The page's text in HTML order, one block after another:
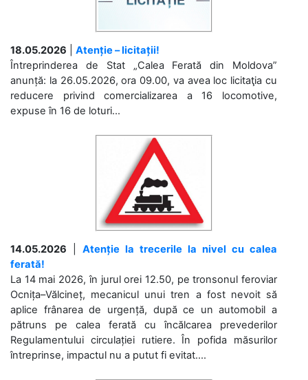
18.05.2026
Atenție – licitații!
Întreprinderea de Stat „Calea Ferată din Moldova”
anunță: la 26.05.2026, ora 09.00, va avea loc licitaţia cu
reducere privind comercializarea a 16 locomotive,
expuse în 16 de loturi...
14.05.2026
Atenție la trecerile la nivel cu calea
ferată!
La 14 mai 2026, în jurul orei 12.50, pe tronsonul feroviar
Ocnița–Vălcineț, mecanicul unui tren a fost nevoit să
aplice frânarea de urgență, după ce un automobil a
pătruns pe calea ferată cu încălcarea prevederilor
Regulamentului circulației rutiere. În pofida măsurilor
întreprinse, impactul nu a putut fi evitat....